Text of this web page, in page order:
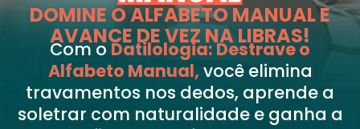
DOMINE O ALFABETO MANUAL E
AVANCE DE VEZ NA LIBRAS!
Com oDatilologia: Destrave o
Alfabeto Manual, você elimina
travamentos nos dedos, aprende a
soletrar com naturalidade e ganha a